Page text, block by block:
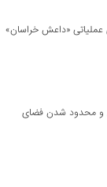
عملیاتی «داعش خراسان»
و محدود شدن فضای